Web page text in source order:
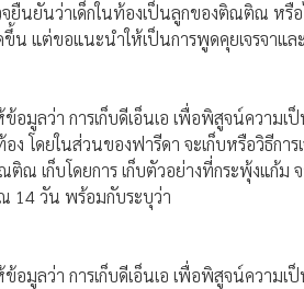
นยันว่าเด็กในท้องเป็นลูกของติณติณ หรือ
น แต่ขอแนะนําให้เป็นการพูดคุยเจรจาแล
มูลว่า การเก็บดีเอ็นเอ เพื่อพิสูจน์ความเ
อง โดยในส่วนของฟารีดา จะเก็บหรือวิธีก
ณ เก็บโดยการ เก็บตัวอย่างที่กระพุ้งแก้ม
14 วัน พร้อมกับระบุว่า
มูลว่า การเก็บดีเอ็นเอ เพื่อพิสูจน์ความเ